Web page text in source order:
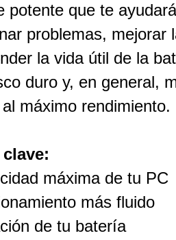
potente que te
problemas, mejorar
la vida útil de la
duro y, en general,
máximo rendimiento.
máxima de tu PC
más fluido
de tu batería